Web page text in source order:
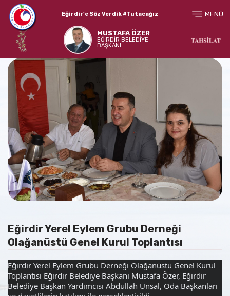
Eğirdir'e Söz Verdik #Tutacağız
MUSTAFA ÖZER
EĞİRDİR BELEDİYE
BAŞKANI
MENÜ
Eğirdir Yerel Eylem Grubu Derneği
Olağanüstü Genel Kurul Toplantısı
Eğirdir Yerel Eylem Grubu Derneği Olağanüstü Genel Kurul
Toplantısı Eğirdir Belediye Başkanı Mustafa Özer, Eğirdir
Belediye Başkan Yardımcısı Abdullah Ünsal, Oda Başkanları